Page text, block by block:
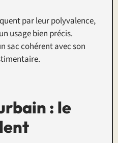
par leur polyvalence,
usage bien précis.
sac cohérent avec son
: le